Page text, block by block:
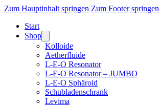
Zum Hauptinhalt springen Zum Footer springen
Start
Shop
Kolloide
Aetherfluide
L-E-O Resonator
L-E-O Resonator – JUMBO
L-E-O Sphäroid
Schubladenschrank
Levima